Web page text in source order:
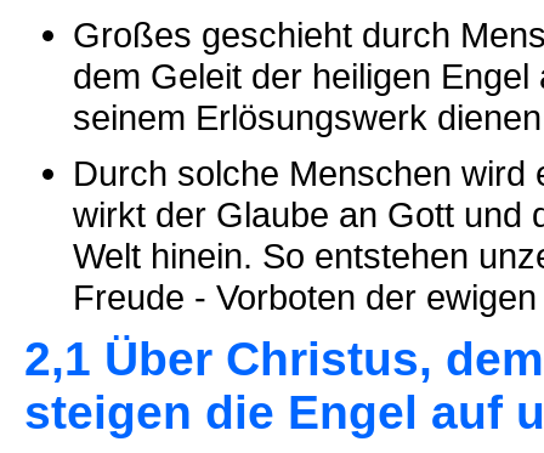
Großes geschieht durch
dem Geleit der heiligen
seinem Erlösungswerk
Durch solche Menschen wird
wirkt der Glaube an Gott und
Welt hinein. So entstehen
Freude - Vorboten der
2,1 Über Christus,
steigen die Engel auf